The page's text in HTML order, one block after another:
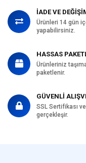
İADE VE
Ürünleri 14 gün
yapabilirsiniz.
HASSAS
Ürünleriniz
paketlenir.
GÜVENLİ
SSL Sertifikası
gerçekleşir.